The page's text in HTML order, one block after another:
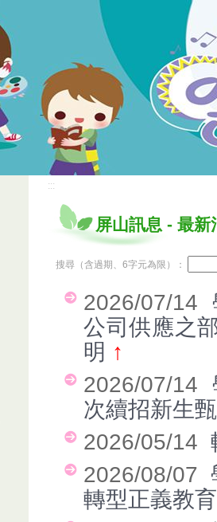
:::
屏山訊息 - 最新
搜尋（含過期、6字元為限）：
2026/07/14
公司供應之
明 ↑
2026/07/14
次續招新生
2026/05/14
2026/08/07
轉型正義教